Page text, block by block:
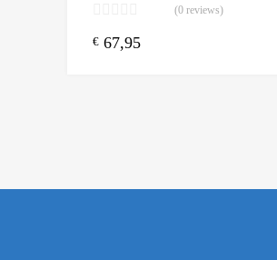
(0 reviews)
€ 67,95